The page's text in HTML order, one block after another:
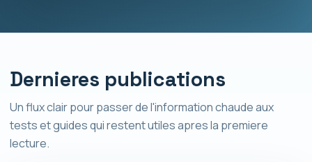
Dernieres publications
Un flux clair pour passer de l'information chaude aux
tests et guides qui restent utiles apres la premiere
lecture.